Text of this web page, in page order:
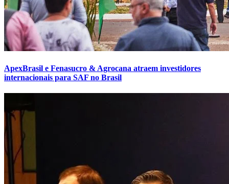
ApexBrasil e Fenasucro & Agrocana atraem investidores
internacionais para SAF no Brasil